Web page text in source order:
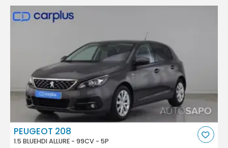
PEUGEOT 208
1.5 BLUEHDI ALLURE - 99CV - 5P